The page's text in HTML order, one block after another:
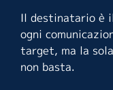
Il destinatario è
ogni
target, ma la
non basta.